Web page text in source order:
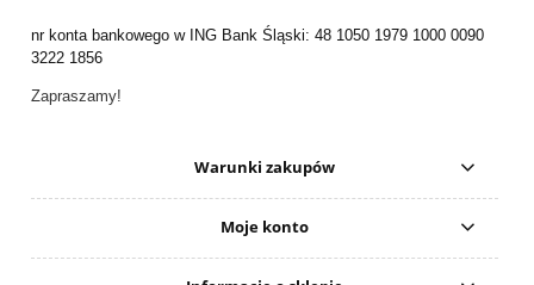
nr konta bankowego w ING Bank Śląski: 48 1050 1979 1000 0090
3222 1856
Zapraszamy!
Warunki zakupów
Moje konto